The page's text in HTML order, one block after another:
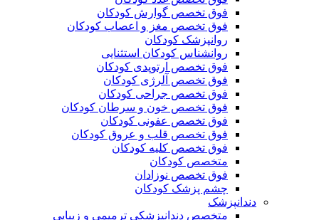
فوق تخصص گوارش کودکان
فوق تخصص مغز و اعصاب کودکان
روانپزشک کودکان
روانشناس کودکان استثنایی
فوق تخصص ارتوپدی کودکان
فوق تخصص آلرژی کودکان
فوق تخصص جراحی کودکان
فوق تخصص خون و سرطان کودکان
فوق تخصص عفونی کودکان
فوق تخصص قلب و عروق کودکان
فوق تخصص کلیه کودکان
متخصص کودکان
فوق تخصص نوزادان
چشم پزشک کودکان
دندانپزشک
متخصص دندانپزشکی ترمیمی و زیبایی